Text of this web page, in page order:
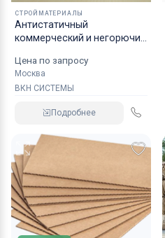
СТРОЙМАТЕРИАЛЫ
Антистатичный
коммерческий и негорючий
безопасности вашего
помещения, гетерогенный
линолеум, полы которые
выдерживают всё, от ВКН
СИСТЕМЫ
Цена по запросу
Москва
ВКН СИСТЕМЫ
Подробнее